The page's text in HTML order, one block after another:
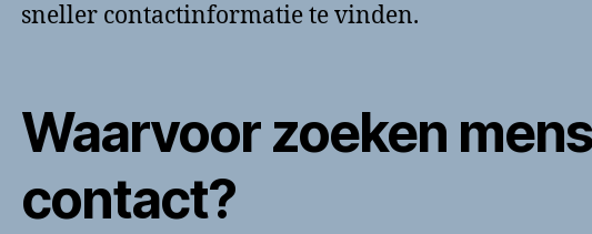
sneller contactinformatie te vinden.
Waarvoor zoeken
contact?